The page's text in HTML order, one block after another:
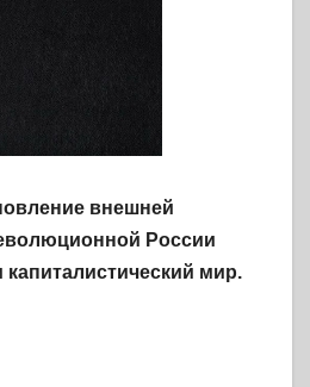
внешней
России
капиталистический мир.